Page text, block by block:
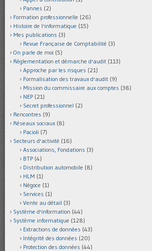
Pannes (2)
Formation professionnelle (26)
Histoire de l'informatique (15)
Mes publications (3)
Revue Française de Comptabilité (3)
On parle de moi (5)
Réglementation et démarche d'audit (113)
Approche par les risques (21)
Formalisation des travaux d'audit (9)
Mission du commissaire aux comptes (38)
NEP (21)
Secret professionnel (2)
Rencontres (9)
Réseaux sociaux (8)
Pacioli (7)
Secteurs d'activité (16)
Associations, Fondations (3)
BTP (4)
Distribution automobile (8)
HLM (1)
Négoce (1)
Services (1)
Vente au détail (3)
Système d'information (44)
Système informatique (128)
Extractions de données (43)
Intégrité des données (20)
Protection des données (44)